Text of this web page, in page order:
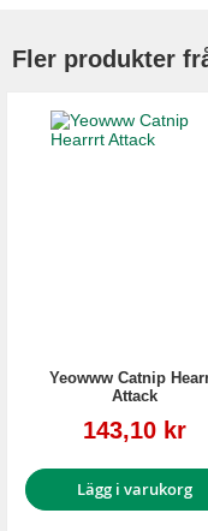
Fler produkter
Yeowww Catnip
Attack
Reapris
143,10 kr
Lägg i varukorg